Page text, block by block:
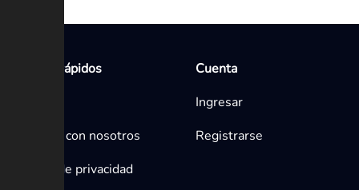
Enlaces rápidos
Contacta con nosotros
Política de privacidad
Cuenta
Ingresar
Registrarse